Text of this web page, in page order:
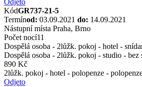
Odjeto
KódGR737-21-5
Termínod: 03.09.2021 do: 14.09.2021
Nástupní místa Praha, Brno
Počet nocí11
Dospělá osoba - 2lůžk. pokoj - hotel -
Dospělá osoba - 2lůžk. pokoj - studio - bez
890 Kč
2lůžk. pokoj - hotel - polopenze -
Odjeto